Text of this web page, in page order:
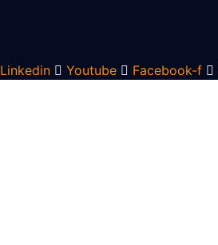
Linkedin Youtube Facebook-f